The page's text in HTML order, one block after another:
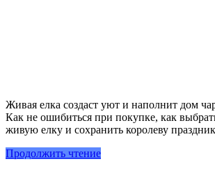
Живая елка создаст уют и наполнит дом
Как не ошибиться при покупке, как
живую елку и сохранить королеву
Продолжить чтение